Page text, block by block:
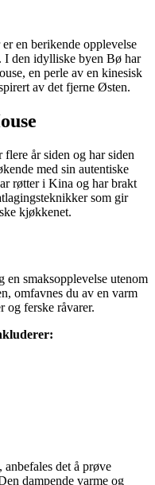
en berikende opplevelse
I den idylliske byen Bø har
en perle av en kinesisk
av det fjerne Østen.
år siden og har siden
med sin autentiske
røtter i Kina og har brakt
som gir
kjøkkenet.
smaksopplevelse utenom
omfavnes du av en varm
og ferske råvarer.
det å prøve
dampende varme og